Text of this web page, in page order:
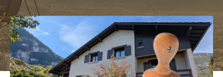
Budget
Pièces
1 3 4 5+